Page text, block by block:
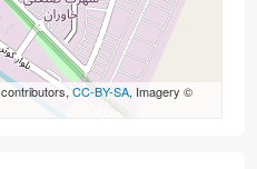
contributors,CC-BY-SA, Imagery ©